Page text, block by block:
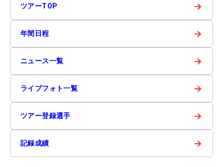
ツアーTOP →
年間日程 →
ニュース一覧 →
ライブフォト一覧 →
ツアー登録選手 →
記録成績 →